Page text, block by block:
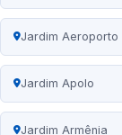
Jardim Aeroporto
Jardim Apolo
Jardim Armênia